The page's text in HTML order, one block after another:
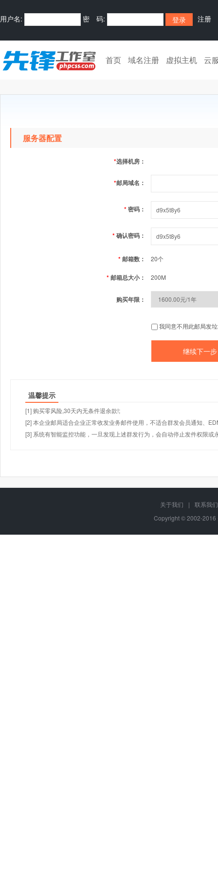
用户名: 密 码: 注册
首页 域名注册 虚拟主机 云
服务器配置
*选择机房：
*邮局域名：
*密码：
*确认密码：
*邮箱数： 20个
*邮箱总大小： 200M
购买年限：
我同意不用此邮局发
温馨提示
[1] 购买零风险,30天内无条件退余款!;
[2] 本企业邮局适合企业正常收发业务邮件使用，不适合群发会员通知、
[3] 系统有智能监控功能，一旦发现上述群发行为，会自动停止发件权限或
关于我们 |
联系我们
Copyright © 2002-